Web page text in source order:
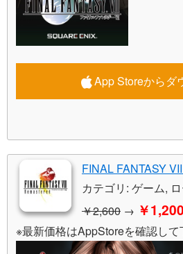
App Storeからダ
FINAL FANTASY
カテゴリ: ゲーム,
￥2,600 → ￥1,200
※最新価格はAppStoreを確認して